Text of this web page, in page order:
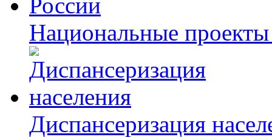
Национальные
Диспансеризация